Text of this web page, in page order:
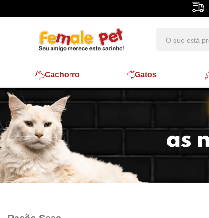
Cachorro Gatos